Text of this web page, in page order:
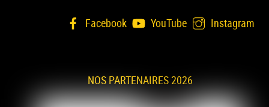
Facebook YouTube Instagram
NOS PARTENAIRES 2026